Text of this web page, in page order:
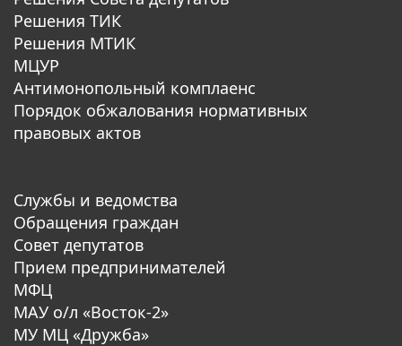
Решения ТИК
Решения МТИК
МЦУР
Антимонопольный комплаенс
Порядок обжалования нормативных
правовых актов
Службы и ведомства
Обращения граждан
Совет депутатов
Прием предпринимателей
МФЦ
МАУ о/л «Восток-2»
МУ МЦ «Дружба»